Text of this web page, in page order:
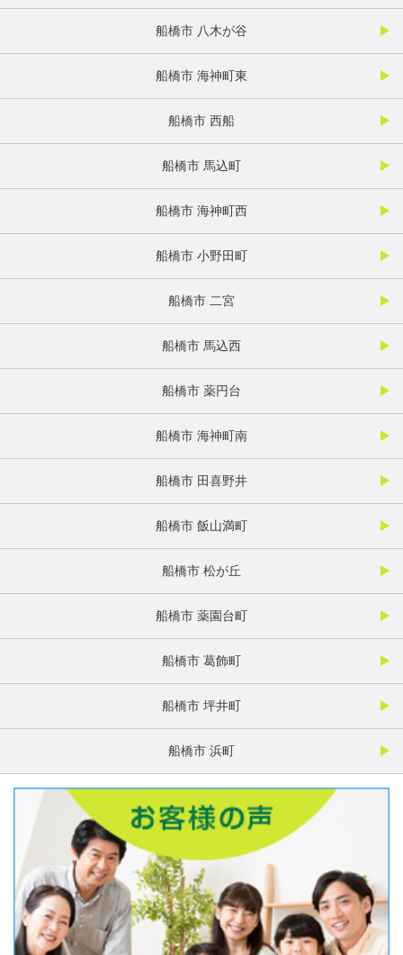
船橋市 八木が谷
船橋市 海神町東
船橋市 西船
船橋市 馬込町
船橋市 海神町西
船橋市 小野田町
船橋市 二宮
船橋市 馬込西
船橋市 薬円台
船橋市 海神町南
船橋市 田喜野井
船橋市 飯山満町
船橋市 松が丘
船橋市 薬園台町
船橋市 葛飾町
船橋市 坪井町
船橋市 浜町